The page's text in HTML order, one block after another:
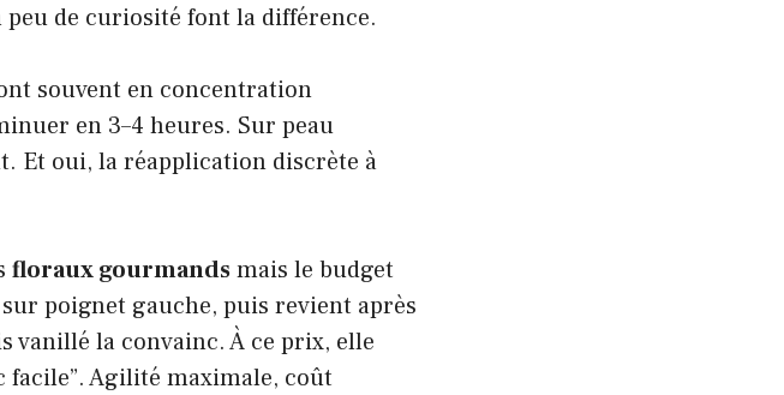
de curiosité font la différence.
souvent en concentration
en 3–4 heures. Sur peau
Et oui, la réapplication discrète à
floraux gourmandsmais le budget
sur poignet gauche, puis revient après
vanillé la convainc. À ce prix, elle
Agilité maximale, coût